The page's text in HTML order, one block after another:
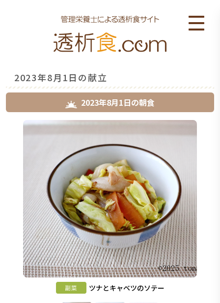
2023年8月1日の献立
2023年8月1日の朝食
副菜 ツナとキャベツのソテー